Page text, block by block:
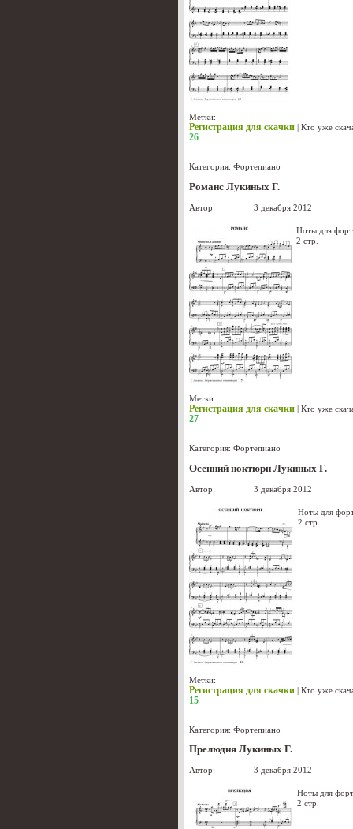
Метки:
Регистрация для скачки | Кто уже
26
Категория: Фортепиано
Романс Лукиных Г.
Автор: 3 декабря 2012
Ноты для
2 стр.
Метки:
Регистрация для скачки | Кто уже
27
Категория: Фортепиано
Осенний ноктюрн Лукиных Г.
Автор: 3 декабря 2012
Ноты для
2 стр.
Метки:
Регистрация для скачки | Кто уже
15
Категория: Фортепиано
Прелюдия Лукиных Г.
Автор: 3 декабря 2012
Ноты для
2 стр.